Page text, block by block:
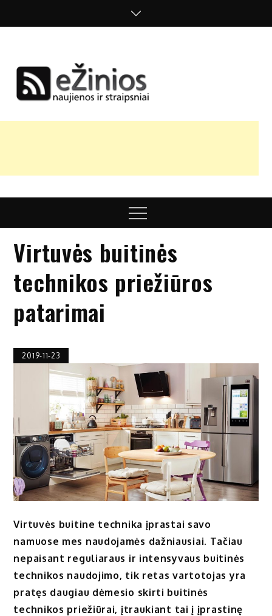
nuomonės
Menu
Virtuvės buitinės
technikos priežiūros
patarimai
2019-11-23
Virtuvės buitine technika įprastai savo
namuose mes naudojamės dažniausiai. Tačiau
nepaisant reguliaraus ir intensyvaus buitinės
technikos naudojimo, tik retas vartotojas yra
pratęs daugiau dėmesio skirti buitinės
technikos priežiūrai, įtraukiant tai į įprastinę